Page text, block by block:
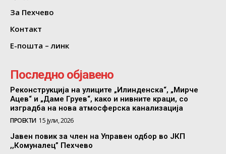
За Пехчево
Контакт
Е-пошта – линк
Последно објавено
Реконструкција на улиците „Илинденска“, „Мирче
Ацев“ и „Даме Груев“, како и нивните краци, со
изградба на нова атмосферска канализација
ПРОЕКТИ 15 јули, 2026
Јавен повик за член на Управен одбор во ЈКП
,,Комуналец” Пехчево